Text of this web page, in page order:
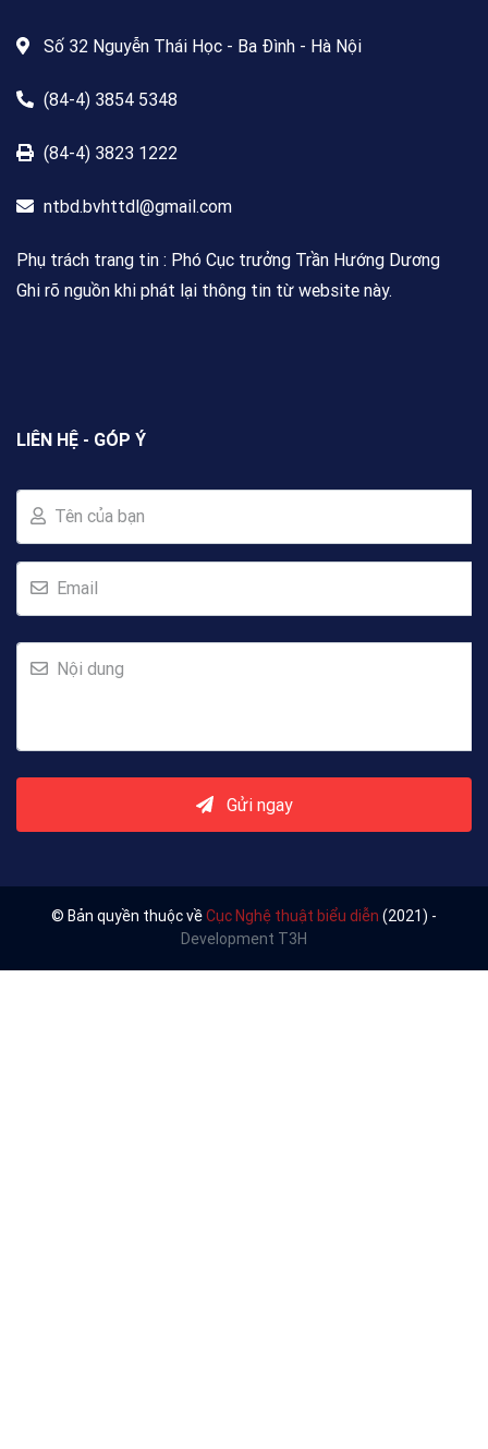
Số 32 Nguyễn Thái Học - Ba Đình - Hà Nội
(84-4) 3854 5348
(84-4) 3823 1222
ntbd.bvhttdl@gmail.com
Phụ trách trang tin : Phó Cục trưởng Trần Hướng Dương
Ghi rõ nguồn khi phát lại thông tin từ website này.
LIÊN HỆ - GÓP Ý
Tên của bạn
Email
Nội dung
Gửi ngay
© Bản quyền thuộc vềCục Nghệ thuật biểu diễn (2021) -
Development T3H